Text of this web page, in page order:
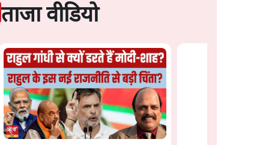
उलटबांसीः राष्ट्र के चरित्र की
ताजा वीडियो